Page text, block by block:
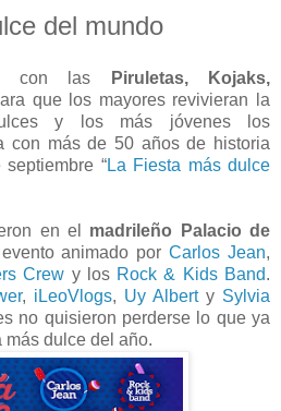
del mundo
con las
Piruletas, Kojaks,
que los mayores revivieran la
y los más jóvenes los
con más de 50 años de historia
“La Fiesta más dulce
en el madrileño Palacio de
animado porCarlos Jean,
Crew y los Rock & Kids Band.
, iLeoVlogs, Uy Alberty Sylvia
no quisieron perderse lo que ya
dulce del año.